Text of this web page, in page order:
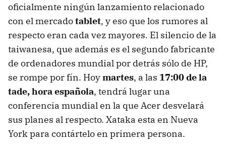
oficialmente ningún lanzamiento relacionado
con el mercadotablet, y eso que los rumores al
respecto eran cada vez mayores. El silencio de la
taiwanesa, que además es el segundo fabricante
de ordenadores mundial por detrás sólo de HP,
se rompe por fín. Hoymartes, a las 17:00 de la
tade, hora española, tendrá lugar una
conferencia mundial en la que Acer desvelará
sus planes al respecto. Xataka esta en Nueva
York para contártelo en primera persona.